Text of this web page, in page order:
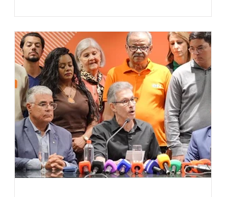
Amostra de Domicílio (PNAD Contínua),
do Serviço Brasileiro de Apoio às Micro
e Pequenas Empresas (Sebrae),
realizado a partir de dados do Instituto
Brasileiro de Geografia e Estatística
(IBGE). O estudo do Sebrae mostra que,
no quarto trimestre de 2025, os
empreendedores 60+ formalizados
atingiram o maior rendime